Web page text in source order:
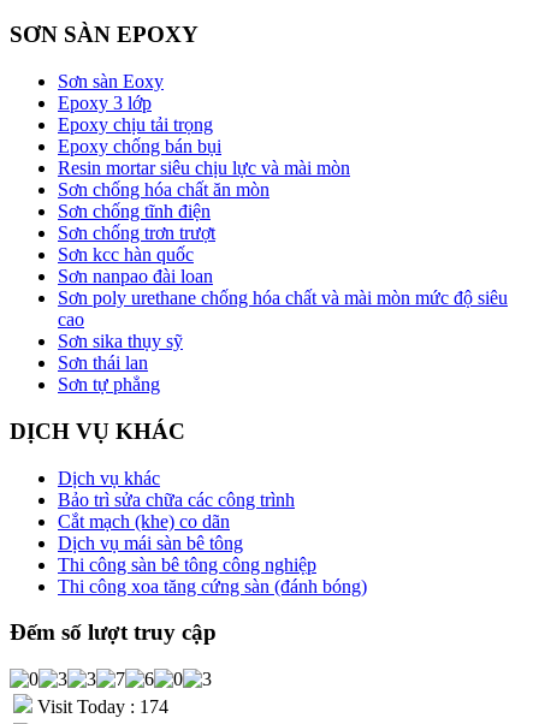
SƠN SÀN EPOXY
Sơn sàn Eoxy
Epoxy 3 lớp
Epoxy chịu tải trọng
Epoxy chống bán bụi
Resin mortar siêu chịu lực và mài mòn
Sơn chống hóa chất ăn mòn
Sơn chống tĩnh điện
Sơn chống trơn trượt
Sơn kcc hàn quốc
Sơn nanpao đài loan
Sơn poly urethane chống hóa chất và mài mòn mức độ siêu
cao
Sơn sika thụy sỹ
Sơn thái lan
Sơn tự phẳng
DỊCH VỤ KHÁC
Dịch vụ khác
Bảo trì sửa chữa các công trình
Cắt mạch (khe) co dãn
Dịch vụ mái sàn bê tông
Thi công sàn bê tông công nghiệp
Thi công xoa tăng cứng sàn (đánh bóng)
Đếm số lượt truy cập
Visit Today : 174